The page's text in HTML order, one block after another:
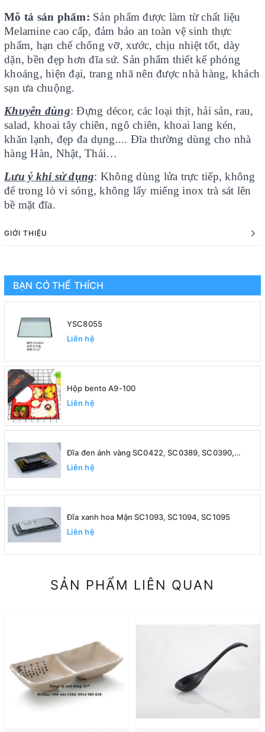
Mô tả sản phẩm: Sản phẩm được làm từ chất liệu
Melamine cao cấp, đảm bảo an toàn vệ sinh thực
phẩm, hạn chế chống vỡ, xước, chịu nhiệt tốt, dày
dặn, bền đẹp hơn đĩa sứ. Sản phẩm thiết kế phóng
khoáng, hiện đại, trang nhã nên được nhà hàng, khách
sạn ưa chuộng.
Khuyên dùng: Đựng décor, các loại thịt, hải sản, rau,
salad, khoai tây chiên, ngô chiên, khoai lang kén,
khăn lạnh, đẹp đa dụng.... Đĩa thường dùng cho nhà
hàng Hàn, Nhật, Thái…
Lưu ý khi sử dụng: Không dùng lửa trực tiếp, không
để trong lò vi sóng, không lấy miếng inox trà sát lên
bề mặt đĩa.
GIỚI THIỆU
BẠN CÓ THỂ THÍCH
YSC8055
Liên hệ
Hộp bento A9-100
Liên hệ
Đĩa đen ánh vàng SC0422, SC0389, SC0390,
SC0391
Liên hệ
Đĩa xanh hoa Mận SC1093, SC1094, SC1095
Liên hệ
SẢN PHẨM LIÊN QUAN